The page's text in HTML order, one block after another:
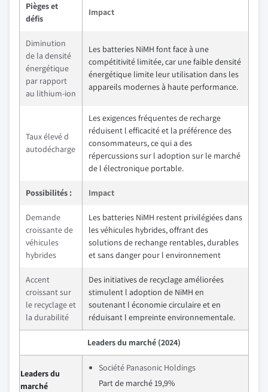
Pièges et
défis
Impact
Diminution
de la densité
énergétique
par rapport
au lithium-ion
Les batteries NiMH font face à une
compétitivité limitée, car une faible densité
énergétique limite leur utilisation dans les
appareils modernes à haute performance.
Taux élevé d
autodécharge
Les exigences fréquentes de recharge
réduisent l efficacité et la préférence des
consommateurs, ce qui a des
répercussions sur l adoption sur le marché
de l électronique portable.
Possibilités : Impact
Demande
croissante de
véhicules
hybrides
Les batteries NiMH restent privilégiées dans
les véhicules hybrides, offrant des
solutions de rechange rentables, durables
et sans danger pour l environnement
Accent
croissant sur
le recyclage et
la durabilité
Des initiatives de recyclage améliorées
stimulent l adoption de NiMH en
soutenant l économie circulaire et en
réduisant l empreinte environnementale.
Leaders du marché (2024)
Leaders du
marché
Société Panasonic Holdings
Part de marché 19,9%